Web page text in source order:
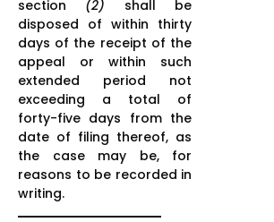
section (2) shall be
disposed of within thirty
days of the receipt of the
appeal or within such
extended period not
exceeding a total of
forty-five days from the
date of filing thereof, as
the case may be, for
reasons to be recorded in
writing.